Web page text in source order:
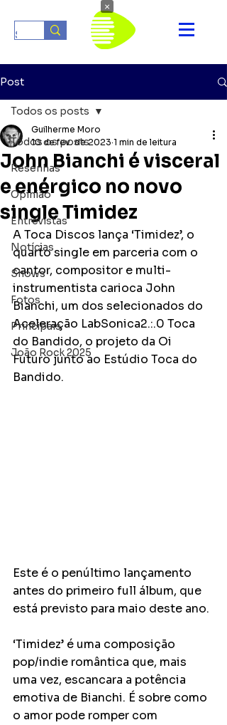
Post
Todos os posts
Resenhas
Opinião
Entrevistas
Notícias
Shows
Fotos
Principais
João Rock 2025
Todos os posts
John Bianchi é visceral
e enérgico no novo
single Timidez
Guilherme Moro
10 de fev. de 2023 1 min de leitura
A Toca Discos lança ‘Timidez’, o
quarto single em parceria com o
cantor, compositor e multi-
instrumentista carioca John
Bianchi, um dos selecionados do
Aceleração LabSonica2.:.0 Toca
do Bandido, o projeto da Oi
Futuro junto ao Estúdio Toca do
Bandido.
Este é o penúltimo lançamento
antes do primeiro full álbum, que
está previsto para maio deste ano.
‘Timidez’ é uma composição
pop/indie romântica que, mais
uma vez, escancara a potência
emotiva de Bianchi. É sobre como
o amor pode romper com
×